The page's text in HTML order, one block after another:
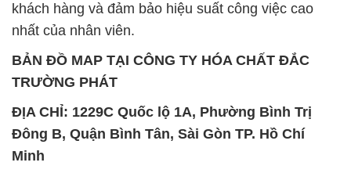
khách hàng và đảm bảo hiệu suất công việc cao
nhất của nhân viên.
BẢN ĐỒ MAP TẠI CÔNG TY HÓA CHẤT ĐẮC
TRƯỜNG PHÁT
ĐỊA CHỈ: 1229C Quốc lộ 1A, Phường Bình Trị
Đông B, Quận Bình Tân, Sài Gòn TP. Hồ Chí
Minh